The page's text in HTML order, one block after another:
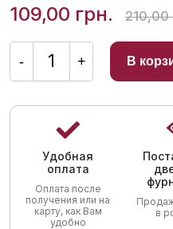
210,00
Первоначальная
цена
составляла
210,00 грн..
109,00 грн.
Текущая
цена:
109,00 грн..
-
Количество
товара
Сахарница
Флайс
+ В
Удобная
оплата
Оплата после
получения или на
карту, как Вам
удобно
в